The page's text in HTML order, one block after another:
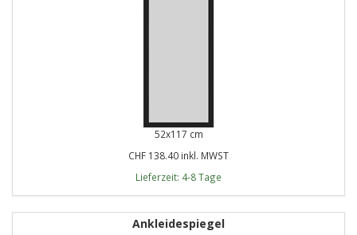
52x117 cm
CHF 138.40 inkl. MWST
Lieferzeit: 4-8 Tage
Ankleidespiegel